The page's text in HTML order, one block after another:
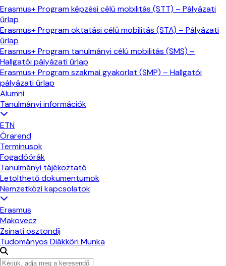
Erasmus+ Program képzési célú mobilitás (STT) – Pályázati
űrlap
Erasmus+ Program oktatási célú mobilitás (STA) – Pályázati
űrlap
Erasmus+ Program tanulmányi célú mobilitás (SMS) –
Hallgatói pályázati űrlap
Erasmus+ Program szakmai gyakorlat (SMP) – Hallgatói
pályázati űrlap
Alumni
Tanulmányi információk
ETN
Órarend
Terminusok
Fogadóórák
Tanulmányi tájékoztató
Letölthető dokumentumok
Nemzetközi kapcsolatok
Erasmus
Makovecz
Zsinati ösztöndíj
Tudományos Diákköri Munka